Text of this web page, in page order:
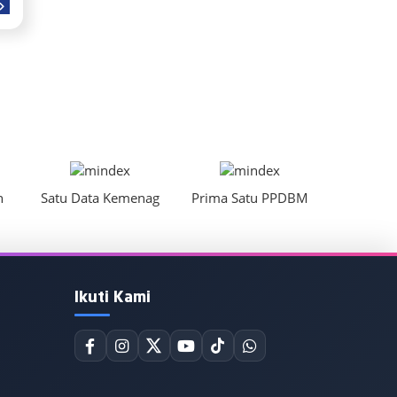
Satu Data Kemenag Prima Satu PPDBM
Ikuti Kami